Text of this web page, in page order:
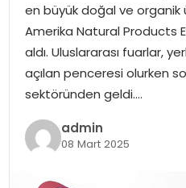
MAGAZIN
DÜNYA
OTOMOBIL
en büyük doğal ve organik
Amerika Natural Products
aldı. Uluslararası fuarlar,
açılan penceresi olurken
sektöründen geldi….
admin
08 Mart 2025